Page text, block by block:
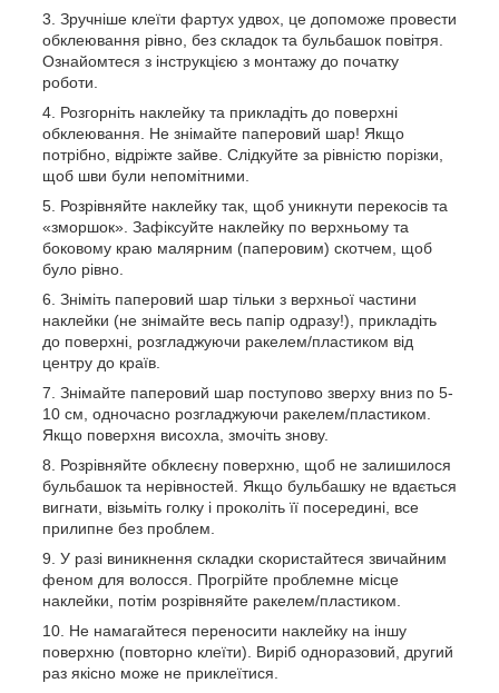
Зручніше клеїти фартух удвох, це допоможе провести
обклеювання рівно, без складок та бульбашок повітря.
Ознайомтеся з інструкцією з монтажу до початку
роботи.
Розгорніть наклейку та прикладіть до поверхні
обклеювання. Не знімайте паперовий шар! Якщо
потрібно, відріжте зайве. Слідкуйте за рівністю порізки,
щоб шви були непомітними.
Розрівняйте наклейку так, щоб уникнути перекосів та
«зморшок». Зафіксуйте наклейку по верхньому та
боковому краю малярним (паперовим) скотчем, щоб
було рівно.
Зніміть паперовий шар тільки з верхньої частини
наклейки (не знімайте весь папір одразу!), прикладіть
до поверхні, розгладжуючи ракелем/пластиком від
центру до країв.
Знімайте паперовий шар поступово зверху вниз по 5-
10 см, одночасно розгладжуючи ракелем/пластиком.
Якщо поверхня висохла, змочіть знову.
Розрівняйте обклеєну поверхню, щоб не залишилося
бульбашок та нерівностей. Якщо бульбашку не вдається
вигнати, візьміть голку і проколіть її посередині, все
прилипне без проблем.
У разі виникнення складки скористайтеся звичайним
феном для волосся. Прогрійте проблемне місце
наклейки, потім розрівняйте ракелем/пластиком.
Не намагайтеся переносити наклейку на іншу
поверхню (повторно клеїти). Виріб одноразовий, другий
раз якісно може не приклеїтися.